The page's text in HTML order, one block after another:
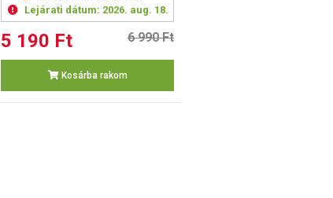
Lejárati dátum: 2026. aug. 18.
5 190 Ft 6 990 Ft
Kosárba rakom